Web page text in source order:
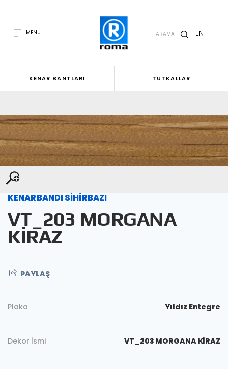
MENÜ ARAMA EN
KENAR BANTLARI TUTKALLAR
KENARBANDI SİHİRBAZI
VT_203 MORGANA
KİRAZ
PAYLAŞ
Plaka Yıldız Entegre
Dekor İsmi VT_203 MORGANA KİRAZ